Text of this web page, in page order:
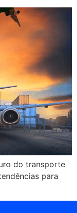
do transporte
para